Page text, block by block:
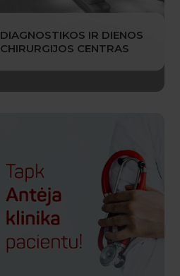
DIAGNOSTIKOS IR DIENOS
CHIRURGIJOS CENTRAS